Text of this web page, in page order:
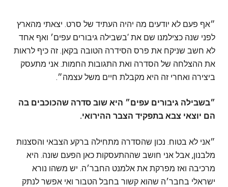
״אף פעם לא יודעים מה יהיה העתיד של סרט. יצאתי מהארץ
לפני שנה כצילמנו שם את ‘בשבילה גיבורים עפים׳ ואף אחד
לא חשב שניקח את פרס הסידרה הטובה בקאן. זה כיף לראות
את ההצלחה של הסדרה ואת התגובות החמות. אני מתעסק
ביצירה ואחרי זה היא מקבלת חיים משל עצמה״.
״בשבילה גיבורים עפים״ היא שוב סדרה שהכוכבים בה
הם יוצאי צבא בתפקיד הצבר ההירואי.
״אני לא בטוח. נכון שהסדרה מתחילה ברקע הצבאי והסצנות
מלבנון, אבל אני חושב שההתעסקות כאן הפעם שונה. היא
מרכיבה ואז מפרקת את אלמנט החבר׳ה. יש משהו נורא
ישראלי בחבר׳ה שהוא קשור בחבל הטבור ואי אפשר לנתק